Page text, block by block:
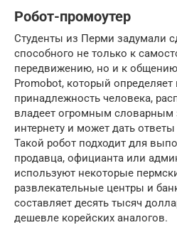
Робот-промоутер
Студенты из Перми задумали
способного не только к
передвижению, но и к
Promobot, который
принадлежность человека,
владеет огромным словарным
интернету и может дать
Такой робот подходит для
продавца, официанта или
используют некоторые
развлекательные центры и
составляет десять тысяч
дешевле корейских аналогов.